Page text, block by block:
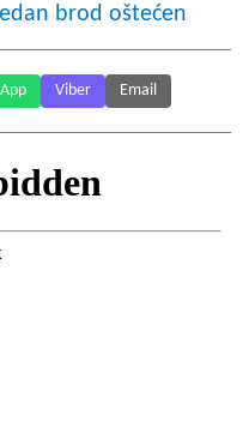
brod oštećen
Viber Email